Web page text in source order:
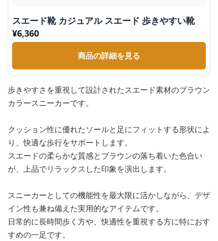
スエード靴 カジュアル スエード 歩きやすい靴
¥6,360
商品の詳細を見る
歩きやすさを重視して設計されたスエード素材のブラウン
カラースニーカーです。
クッション性に優れたソールと足にフィットする形状によ
り、快適な歩行をサポートします。
スエードの柔らかな質感とブラウンの落ち着いた色合い
が、上品でリラックスした印象を演出します。
スニーカーとしての機能性を最大限に活かしながら、デザ
イン性も兼ね備えた実用的なアイテムです。
日常的に長時間歩く方や、快適性を重視する方に特におす
すめの一足です。